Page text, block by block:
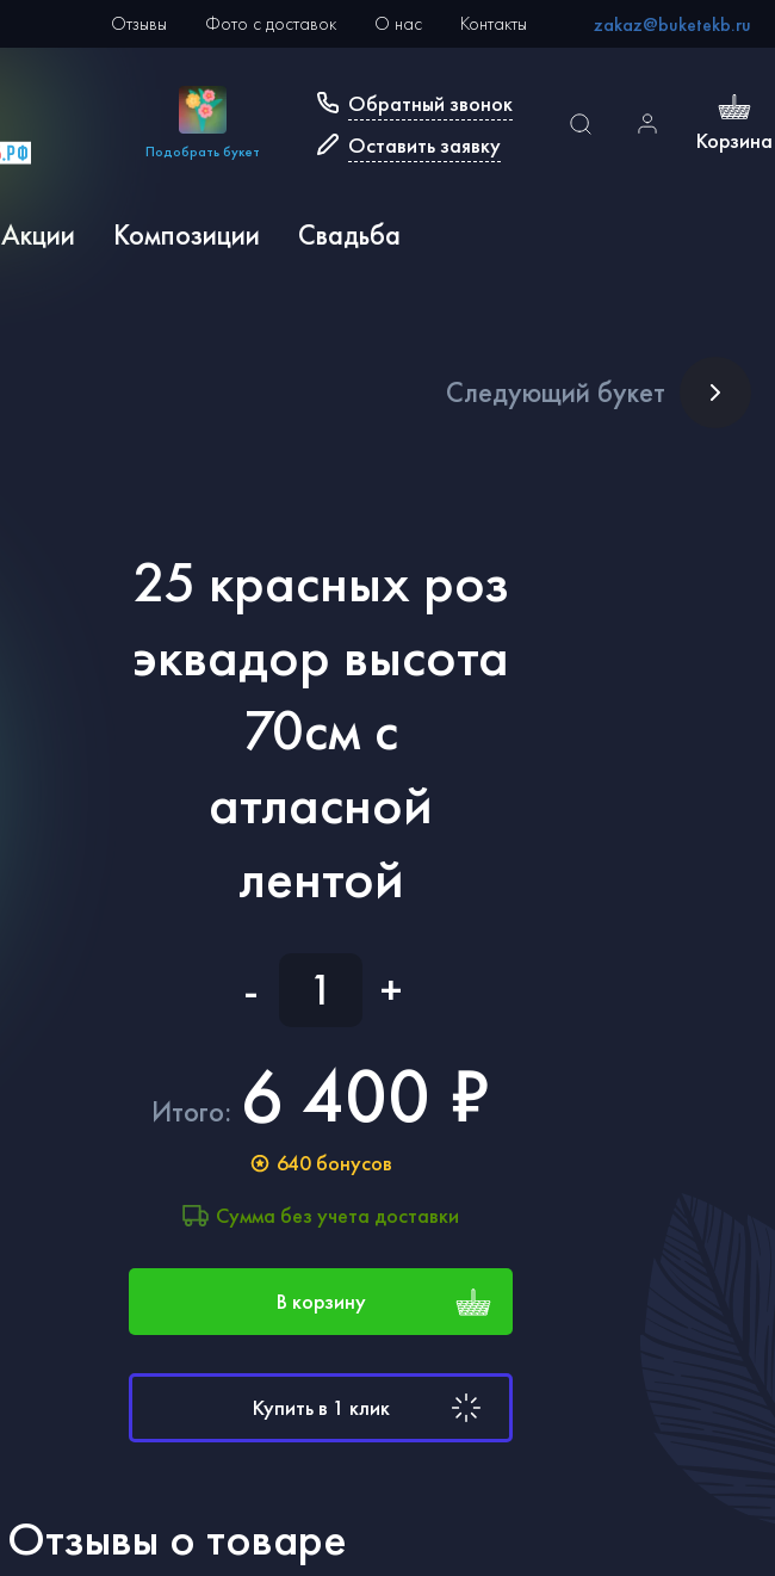
Отзывы Фото с доставок О нас Контакты zakaz@buketekb.ru
Подобрать букет
Обратный звонок
Оставить заявку
Корзина
Акции Композиции Свадьба
25 красных роз
эквадор высота
70см с
атласной
лентой
- +
Итого: 6 400 ₽
640 бонусов
Сумма без учета доставки
В корзину
Купить в 1 клик
Следующий букет
Отзывы о товаре